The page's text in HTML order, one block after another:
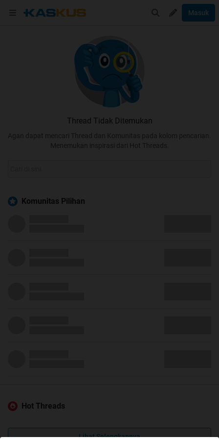
Masuk
Thread Tidak Ditemukan
Agan dapat mencari Thread dan Komunitas pada kolom pencarian.
Menemukan inspirasi dari Hot Threads.
Komunitas Pilihan
Hot Threads
Lihat Selengkapnya